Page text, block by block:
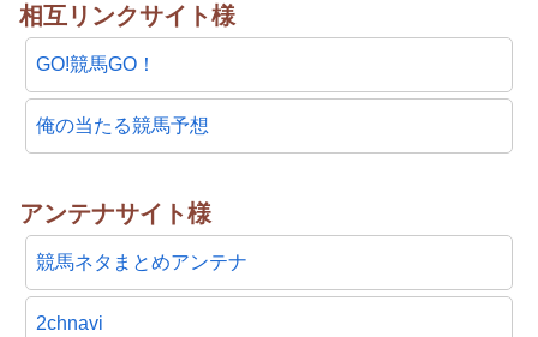
相互リンクサイト様
GO!競馬GO！
俺の当たる競馬予想
アンテナサイト様
競馬ネタまとめアンテナ
2chnavi